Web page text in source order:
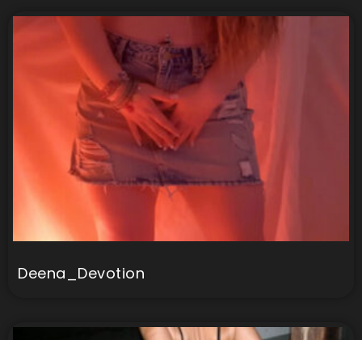
Deena_Devotion